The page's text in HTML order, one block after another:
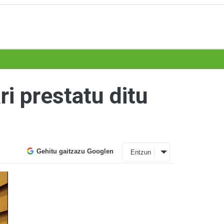
prestatu ditu
Gehitu gaitzazu Googlen Entzun